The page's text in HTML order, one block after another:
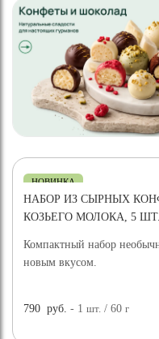
НОВИНКА
НАБОР ИЗ СЫРНЫХ
КОЗЬЕГО МОЛОКА, 5 ШТ.
Компактный набор
новым вкусом.
790 руб. - 1шт. / 60г